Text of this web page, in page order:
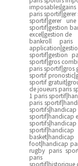
paris
sportif|gerer
sportif|gestion
excel|gestion de
bankroll
sportif|gestion
sportif|gros
paris sportif|gros
sportif
sportif
de joueurs paris
1 paris
paris
sportif|handicap
foot|handicap
rugby paris
paris
sportif|historique